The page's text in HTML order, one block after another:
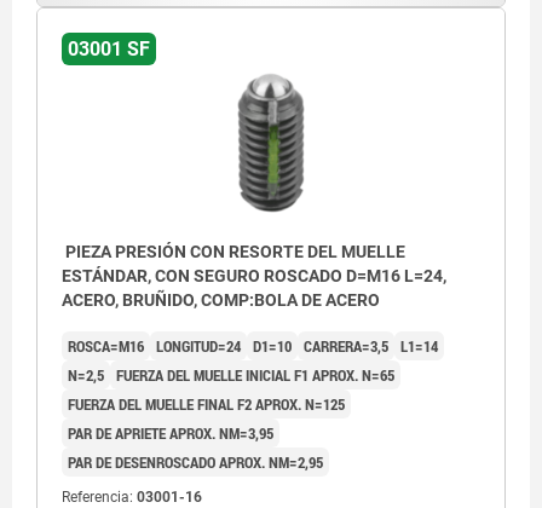
03001 SF
PIEZA PRESIÓN CON RESORTE DEL MUELLE
ESTÁNDAR, CON SEGURO ROSCADO D=M16 L=24,
ACERO, BRUÑIDO, COMP:BOLA DE ACERO
ROSCA=M16 LONGITUD=24 D1=10 CARRERA=3,5 L1=14
N=2,5 FUERZA DEL MUELLE INICIAL F1 APROX. N=65
FUERZA DEL MUELLE FINAL F2 APROX. N=125
PAR DE APRIETE APROX. NM=3,95
PAR DE DESENROSCADO APROX. NM=2,95
Referencia: 03001-16